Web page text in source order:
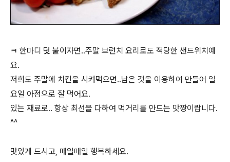
ㅋ 한마디 덧 붙이자면..주말 브런치 요리로도 적당한 샌드위치예
요.
저희도 주말에 치킨을 시켜먹으면..남은 것을 이용하여 만들어 일
요일 아점으로 잘 먹어요.
있는 재료로.. 항상 최선을 다하여 먹거리를 만드는 맛짱이랍니다.
^^
맛있게 드시고, 매일매일 행복하세요.